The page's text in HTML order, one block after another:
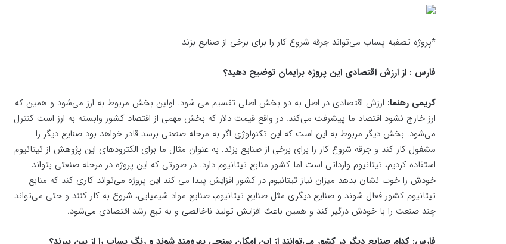
*پروژه تصفیه پساب می‌تواند جرقه شروع کار را برای برخی از صنایع بزند
فارس : از ارزش اقتصادی این پروژه برایمان توضیح دهید؟
کریمی رهنما: ارزش اقتصادی در اصل به دو بخش اصلی تقسیم می شود. اولین بخش مربوط به ارز می‌شود و همین که
ارز خارج نشود اقتصاد ما پیشرفت می‌کند. در واقع قیمت دلار که بخش مهمی از اقتصاد کشور وابسته به ارز است کنترل
می‌شود. بخش دیگر مربوط به این است که این تکنولوژی اگر به مرحله صنعتی برسد قادر خواهد بود صنایع دیگر را
مشغول کار کند و جرقه شروع کار را برای برخی از صنایع بزند. به عنوان مثال ما برای الکترود‌های این پژوهش از تیتانیوم
استفاده کردیم، تیتانیوم وارداتی است اما کشور منابع تیتانیوم دارد. در صورتی که این پروژه در مرحله صنعتی بتواند
خودش را خوب نشان بدهد میزان نیاز تیتانیوم در کشور افزایش پیدا می کند این پروژه می‌تواند کاری کند که منابع
تیتانیوم کشور فعال شوند و صنایع دیگری مثل صنایع تیتانیوم، صنایع مواد شیمیایی، شروع به کار کنند و حتی می‌تواند
چند صنعت را با خودش درگیر کند و همین باعث افزایش تولید ناخالصی و به تبع رشد اقتصادی می‌شود.